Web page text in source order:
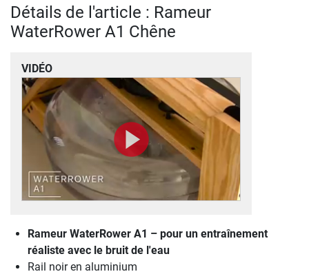
Détails de l'article : Rameur
WaterRower A1 Chêne
VIDÉO
Rameur WaterRower A1 – pour un entraînement
réaliste avec le bruit de l'eau
Rail noir en aluminium